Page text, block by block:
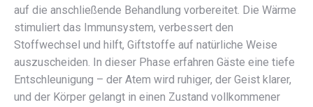
auf die anschließende Behandlung vorbereitet. Die Wärme
stimuliert das Immunsystem, verbessert den
Stoffwechsel und hilft, Giftstoffe auf natürliche Weise
auszuscheiden. In dieser Phase erfahren Gäste eine tiefe
Entschleunigung – der Atem wird ruhiger, der Geist klarer,
und der Körper gelangt in einen Zustand vollkommener